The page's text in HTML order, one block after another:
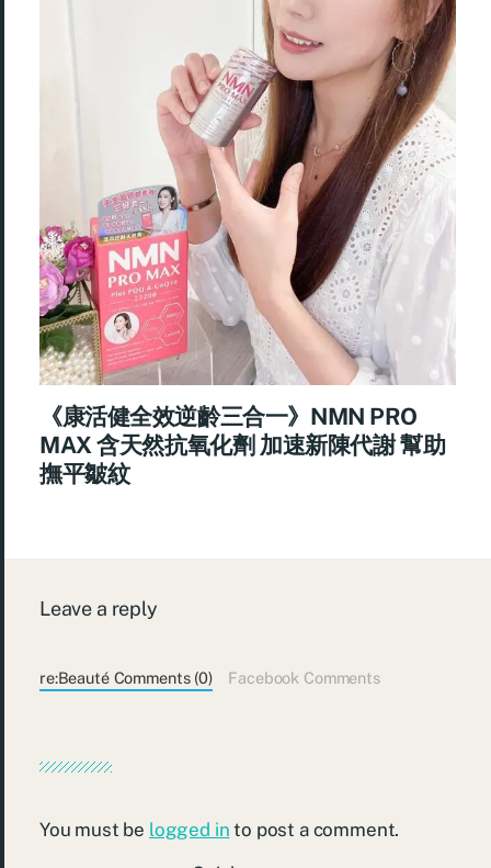
《康活健全效逆齡三合一》NMN PRO
MAX 含天然抗氧化劑 加速新陳代謝 幫助
撫平皺紋
Leave a reply
re:Beauté Comments (0) Facebook Comments
You must be logged in to post a comment.